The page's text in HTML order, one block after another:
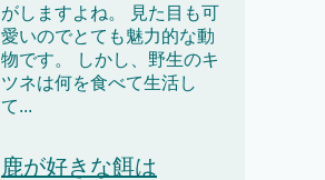
がしますよね。 見た目も可
愛いのでとても魅力的な動
物です。 しかし、野生のキ
ツネは何を食べて生活し
て...
鹿が好きな餌は